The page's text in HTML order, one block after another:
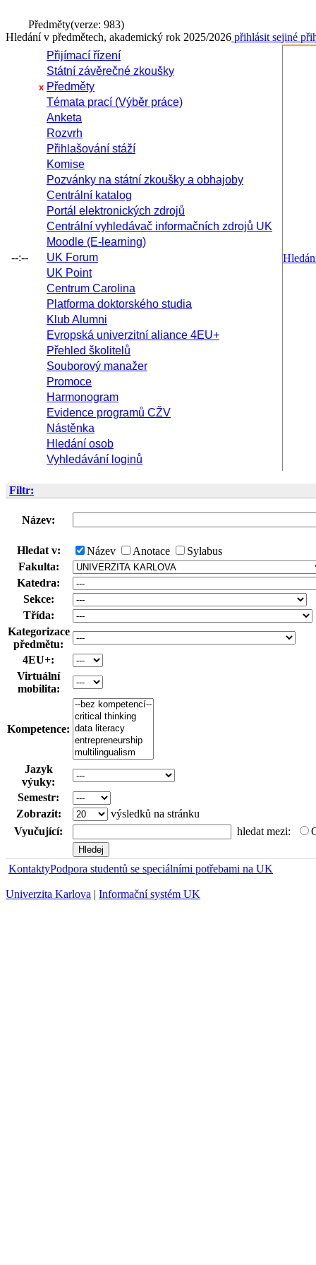
Předměty(verze: 983)
Hledání v předmětech, akademický rok 2025/2026 přihlásit sejiné
--:--
Přijímací řízení
Státní závěrečné zkoušky
x Předměty
Témata prací (Výběr práce)
Anketa
Rozvrh
Přihlašování stáží
Komise
Pozvánky na státní zkoušky a obhajoby
Centrální katalog
Portál elektronických zdrojů
Centrální vyhledávač informačních zdrojů UK
Moodle (E-learning)
UK Forum
UK Point
Centrum Carolina
Platforma doktorského studia
Klub Alumni
Evropská univerzitní aliance 4EU+
Přehled školitelů
Souborový manažer
Promoce
Harmonogram
Evidence programů CŽV
Nástěnka
Hledání osob
Vyhledávání loginů
Filtr:
Název:
Hledat v: Název Anotace
Sylabus
Fakulta:
Katedra:
Sekce:
Třída:
Kategorizace
předmětu:
4EU+:
Virtuální
mobilita:
Kompetence:
Jazyk
výuky:
Semestr:
Zobrazit:
výsledků na stránku
Vyučující:
hledat mezi:
KontaktyPodpora studentů se speciálními potřebami na UK
Univerzita Karlova | Informační systém UK